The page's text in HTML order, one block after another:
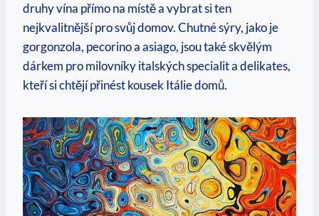
druhy vína přímo na místě a vybrat si ten
nejkvalitnější pro svůj domov. Chutné sýry, jako je
gorgonzola, pecorino a asiago, jsou také skvělým
dárkem pro milovníky italských specialit a delikates,
kteří si chtějí přinést kousek Itálie domů.